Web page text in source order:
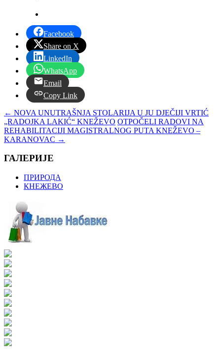
Facebook
Share on X
LinkedIn
WhatsApp
Email
Copy Link
← NOVA UNUTRAŠNJA STOLARIJA U JU DJEČIJI VRTIĆ
„RADOJKA LAKIĆ“ KNEŽEVO OTPOČELI RADOVI NA
REHABILITACIJI MAGISTRALNOG PUTA KNEŽEVO –
KARANOVAC →
ГАЛЕРИЈЕ
ПРИРОДА
КНЕЖЕВО